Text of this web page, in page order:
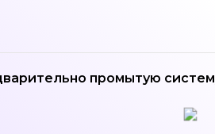
промытую